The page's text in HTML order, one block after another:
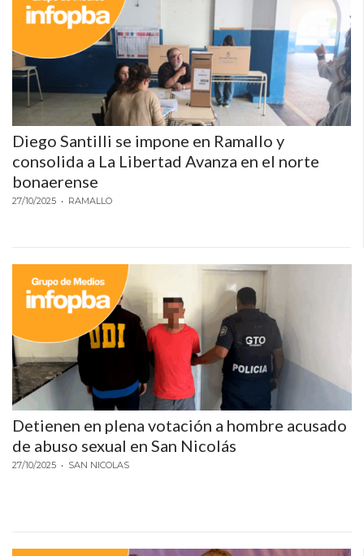
TIENDAS ONLINE CON
PEDIDOS POR WHATSAPP
TIENDA ONLINE GRATIS
EN ARGENTINA:
CHANGUITO.COM.AR VS
OTRAS PLATAFORMAS DE
VENTA POR WHATSAPP
DE COMIDA POR
WHATSAPP: LA GUÍA
DEFINITIVA PARA
RESTAURANTES Y
DELIVERIES
CÓMO ORGANIZAR LOS
PEDIDOS DE DELIVERY
Diego Santilli se impone en Ramallo y
consolida a La Libertad Avanza en el norte
bonaerense
27/10/2025 • RAMALLO
Detienen en plena votación a hombre acusado
de abuso sexual en San Nicolás
27/10/2025 • SAN NICOLAS